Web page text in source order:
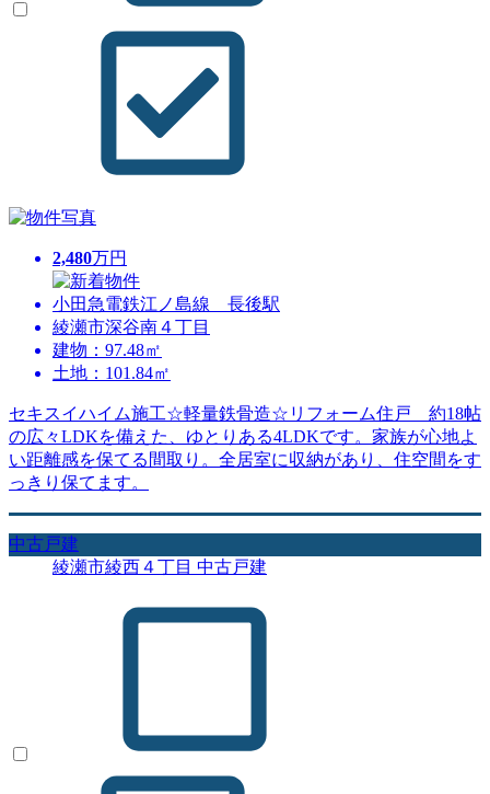
2,480万円
小田急電鉄江ノ島線 長後駅
綾瀬市深谷南４丁目
建物：97.48㎡
土地：101.84㎡
セキスイハイム施工☆軽量鉄骨造☆リフォーム住戸 約18帖
の広々LDKを備えた、ゆとりある4LDKです。家族が心地よ
い距離感を保てる間取り。全居室に収納があり、住空間をす
っきり保てます。
中古戸建
綾瀬市綾西４丁目 中古戸建